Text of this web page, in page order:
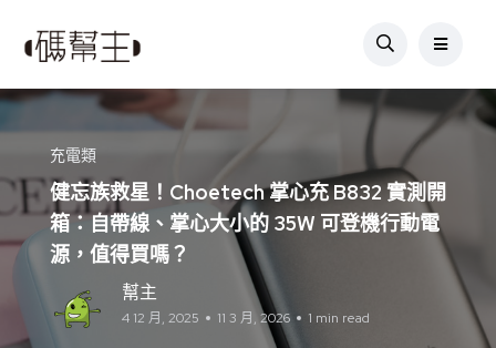
充電類
健忘族救星！Choetech 掌心充 B832 實測開
箱：自帶線、掌心大小的 35W 可登機行動電
源，值得買嗎？
幫主
4 12 月, 2025 11 3 月, 2026 1 min read